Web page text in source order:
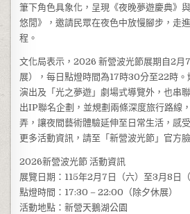
筆下角色具象化，呈現《夜晚夢遊慶典》
悠閒》，邀請民眾在夜色中放慢腳步，走
程。
文化局表示，2026 新營波光節展期自2月
展），每日點燈時間為17時30分至22時。
演出及「光之夢遊」劇場式導覽外，也串
出IP聯名企劃，並規劃兩條深度旅行路線
弄，讓夜間藝術體驗延伸至日常生活，感
更多活動資訊，請至「新營波光節」官方
2026新營波光節 活動資訊
展覽日期：115年2月7日（六）至3月8日（
點燈時間：17:30 – 22:00（除夕休展）
活動地點：新營天鵝湖公園